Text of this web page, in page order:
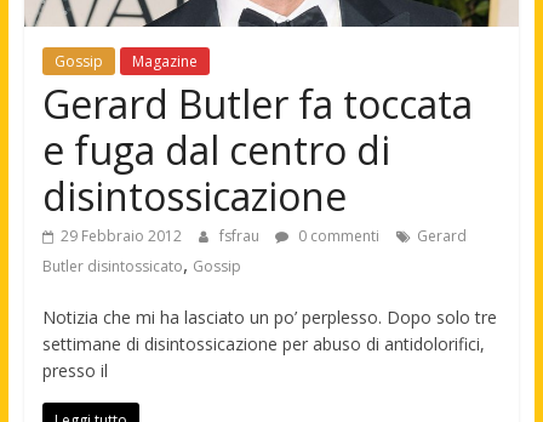
Gossip Magazine
Gerard Butler fa toccata
e fuga dal centro di
disintossicazione
29 Febbraio 2012 fsfrau 0 commenti
Gerard
Butler disintossicato, Gossip
Notizia che mi ha lasciato un po’ perplesso. Dopo solo tre
settimane di disintossicazione per abuso di antidolorifici,
presso il